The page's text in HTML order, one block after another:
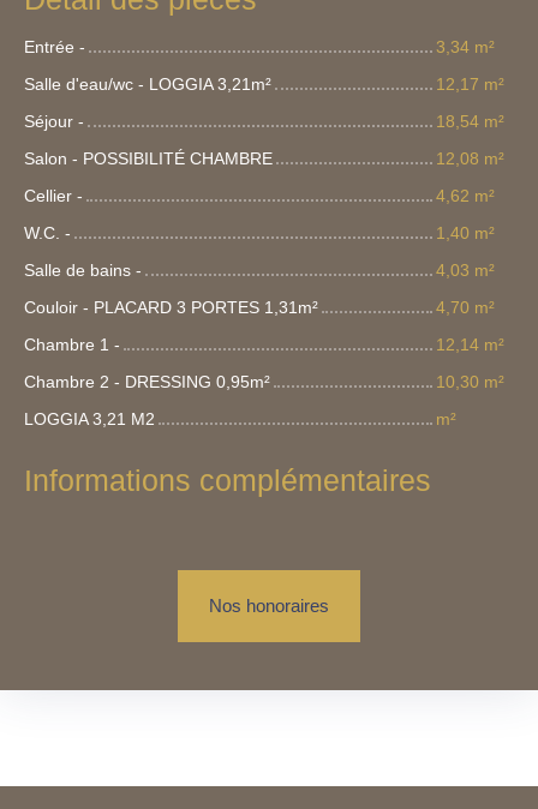
Entrée -
3,34 m²
Salle d'eau/wc - LOGGIA 3,21m²
12,17 m²
Séjour -
18,54 m²
Salon - POSSIBILITÉ CHAMBRE
12,08 m²
Cellier -
4,62 m²
W.C. -
1,40 m²
Salle de bains -
4,03 m²
Couloir - PLACARD 3 PORTES 1,31m²
4,70 m²
Chambre 1 -
12,14 m²
Chambre 2 - DRESSING 0,95m²
10,30 m²
LOGGIA 3,21 M2
m²
Informations complémentaires
Nos honoraires